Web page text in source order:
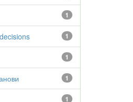
1
1
1
1
1